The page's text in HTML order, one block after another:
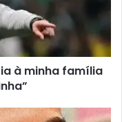
à minha família